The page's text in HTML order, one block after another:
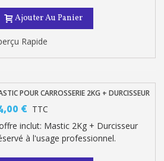
sous 24 h en France Métropolitaine
métropolitaine pour 250€ d'achats
sans frais dès 30€ d'achats
et obtenez des bons d'achat
de fidélité à chaque commande
sous 24 h en France Métropolitaine
Ajouter Au Panier
Rapide
POUR CARROSSERIE 2KG + DURCISSEUR
€ TTC
inclut: Mastic 2Kg + Durcisseur
à l'usage professionnel.